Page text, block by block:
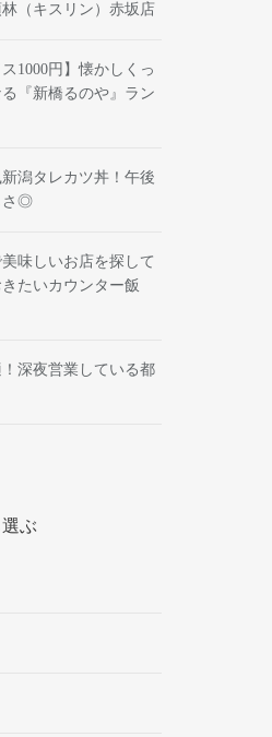
（キスリン）赤坂店
1000円】懐かしくっ
『新橋るのや』ラン
潟タレカツ丼！午後
さ◎
美味しいお店を探して
たいカウンター飯
深夜営業している都
ぶ